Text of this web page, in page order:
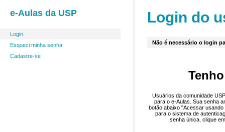
e-Aulas da USP
Login
Esqueci minha senha
Cadastre-se
Login do
Não é necessário o login
Usuários da comunidade
para o e-Aulas. Sua senha
botão abaixo "Acessar
para o sistema de
senha única, clique